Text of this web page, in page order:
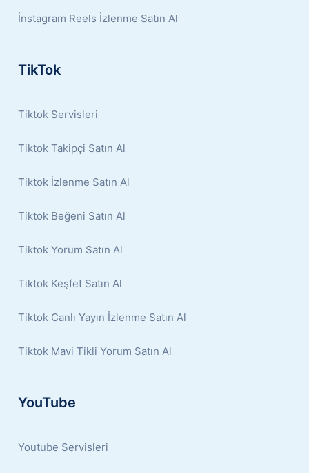
İnstagram Reels İzlenme Satın Al
TikTok
Tiktok Servisleri
Tiktok Takipçi Satın Al
Tiktok İzlenme Satın Al
Tiktok Beğeni Satın Al
Tiktok Yorum Satın Al
Tiktok Keşfet Satın Al
Tiktok Canlı Yayın İzlenme Satın Al
Tiktok Mavi Tikli Yorum Satın Al
YouTube
Youtube Servisleri